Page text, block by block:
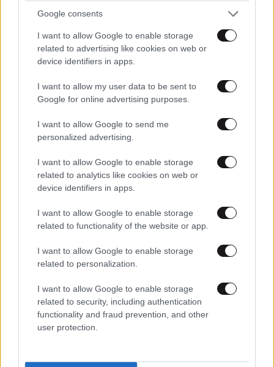
Google consents
I want to allow Google to enable storage
related to advertising like cookies on web or
device identifiers in apps.
I want to allow my user data to be sent to
Google for online advertising purposes.
I want to allow Google to send me
personalized advertising.
I want to allow Google to enable storage
related to analytics like cookies on web or
device identifiers in apps.
I want to allow Google to enable storage
related to functionality of the website or app.
I want to allow Google to enable storage
related to personalization.
I want to allow Google to enable storage
related to security, including authentication
functionality and fraud prevention, and other
user protection.
ευτυχίας δεδομένη»